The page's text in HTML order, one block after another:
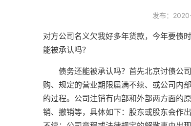
发布：
对方公司名义欠我好多年货款，今年要债
能被承认吗？
债务还能被承认吗？首先北京讨债公司
购、规定的营业期限届满不续、或公司内
的过程。公司注销有内部和外部两方面的
销、撤销等，具体如下：股东或股东会作